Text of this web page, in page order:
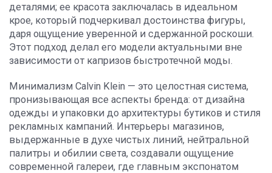
деталями; ее красота заключалась в идеальном
крое, который подчеркивал достоинства фигуры,
даря ощущение уверенной и сдержанной роскоши.
Этот подход делал его модели актуальными вне
зависимости от капризов быстротечной моды.
Минимализм Calvin Klein — это целостная система,
пронизывающая все аспекты бренда: от дизайна
одежды и упаковки до архитектуры бутиков и стиля
рекламных кампаний. Интерьеры магазинов,
выдержанные в духе чистых линий, нейтральной
палитры и обилии света, создавали ощущение
современной галереи, где главным экспонатом